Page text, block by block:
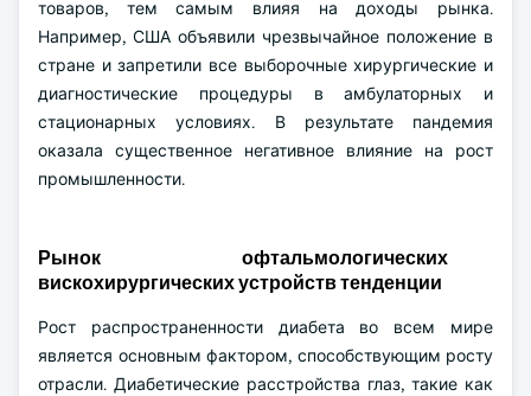
товаров, тем самым влияя на доходы рынка.
Например, США объявили чрезвычайное положение в
стране и запретили все выборочные хирургические и
диагностические процедуры в амбулаторных и
стационарных условиях. В результате пандемия
оказала существенное негативное влияние на рост
промышленности.
Рынок офтальмологических
вискохирургических устройств тенденции
Рост распространенности диабета во всем мире
является основным фактором, способствующим росту
отрасли. Диабетические расстройства глаз, такие как